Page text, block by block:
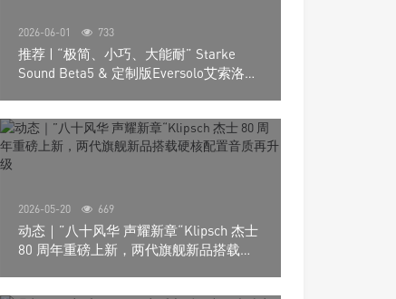
2026-06-01 733
推荐 | “极简、小巧、大能耐” Starke
Sound Beta5 & 定制版Eversolo艾索洛
2026-05-20 669
动态｜”八十风华 声耀新章“Klipsch 杰士
80 周年重磅上新，两代旗舰新品搭载硬